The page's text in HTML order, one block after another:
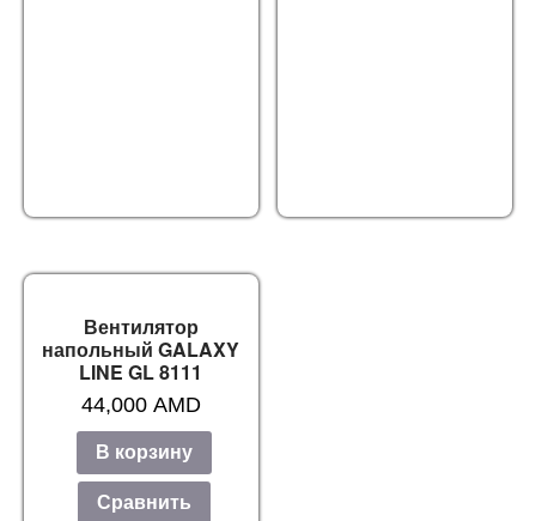
Вентилятор
напольный GALAXY
LINE GL 8111
44,000 AMD
В корзину
Сравнить